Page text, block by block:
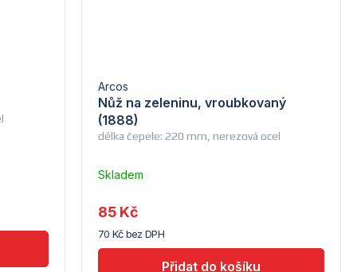
délka čepele: 220 mm, nerezová ocel
Nůž na zeleninu, vroubkovaný
(1888)
Arcos
Skladem
dodavatele
(7) -
Hendi
70 Kč bez DPH
85 Kč